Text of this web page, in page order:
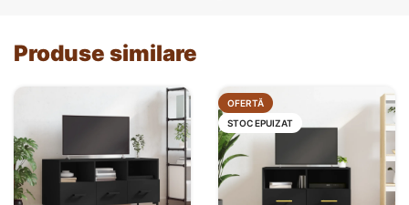
Produse similare
OFERTĂ
STOC EPUIZAT